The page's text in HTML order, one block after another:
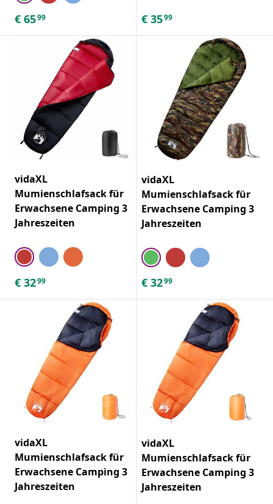
€ 6599 € 3599
vidaXL
Mumienschlafsack für
Erwachsene Camping 3
Jahreszeiten
€ 3299
vidaXL
Mumienschlafsack für
Erwachsene Camping 3
Jahreszeiten
€ 3299
vidaXL
Mumienschlafsack für
Erwachsene Camping 3
Jahreszeiten
vidaXL
Mumienschlafsack für
Erwachsene Camping 3
Jahreszeiten